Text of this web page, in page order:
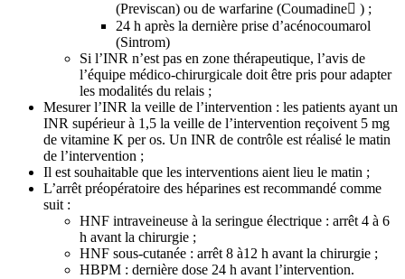
(Previscan) ou de warfarine (Coumadine ) ;
24 h après la dernière prise d’acénocoumarol
(Sintrom)
Si l’INR n’est pas en zone thérapeutique, l’avis de
l’équipe médico-chirurgicale doit être pris pour adapter
les modalités du relais ;
Mesurer l’INR la veille de l’intervention : les patients ayant un
INR supérieur à 1,5 la veille de l’intervention reçoivent 5 mg
de vitamine K per os. Un INR de contrôle est réalisé le matin
de l’intervention ;
Il est souhaitable que les interventions aient lieu le matin ;
L’arrêt préopératoire des héparines est recommandé comme
suit :
HNF intraveineuse à la seringue électrique : arrêt 4 à 6
h avant la chirurgie ;
HNF sous-cutanée : arrêt 8 à12 h avant la chirurgie ;
HBPM : dernière dose 24 h avant l’intervention.